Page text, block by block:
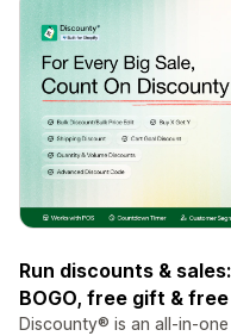
Run discounts &
BOGO, free gift &
Discounty® is an all-in-